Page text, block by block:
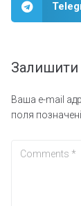
Залишити
Ваша e-mail
поля позначені